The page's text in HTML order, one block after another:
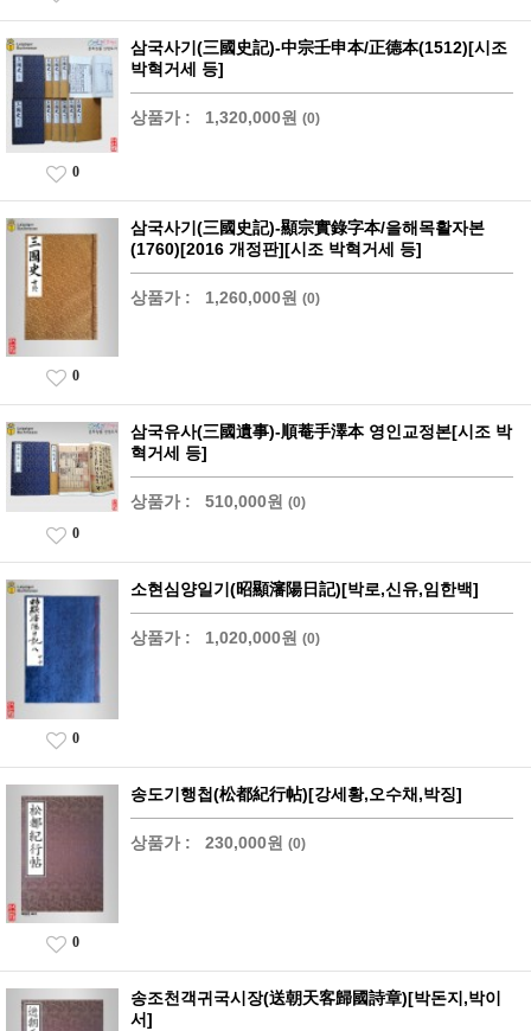
삼국사기(三國史記)-中宗壬申本/正德本(1512)[시조
박혁거세 등]
상품가 : 1,320,000원 (0)
0
삼국사기(三國史記)-顯宗實錄字本/을해목활자본
(1760)[2016 개정판][시조 박혁거세 등]
상품가 : 1,260,000원 (0)
0
삼국유사(三國遺事)-順菴手澤本 영인교정본[시조 박
혁거세 등]
상품가 : 510,000원 (0)
0
소현심양일기(昭顯瀋陽日記)[박로,신유,임한백]
상품가 : 1,020,000원 (0)
0
송도기행첩(松都紀行帖)[강세황,오수채,박징]
상품가 : 230,000원 (0)
0
송조천객귀국시장(送朝天客歸國詩章)[박돈지,박이
서]